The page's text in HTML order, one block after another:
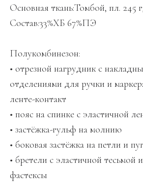
Основная ткань:Томбой, пл. 245
Состав:33%ХБ 67%ПЭ
Полукомбинезон:
• отрезной нагрудник с
отделениями для ручки и
ленте-контакт
• пояс на спинке с эластичной
• застёжка-гульф на молнию
• боковая застёжка на петли и
• бретели с эластичной тесьмой
фастексы